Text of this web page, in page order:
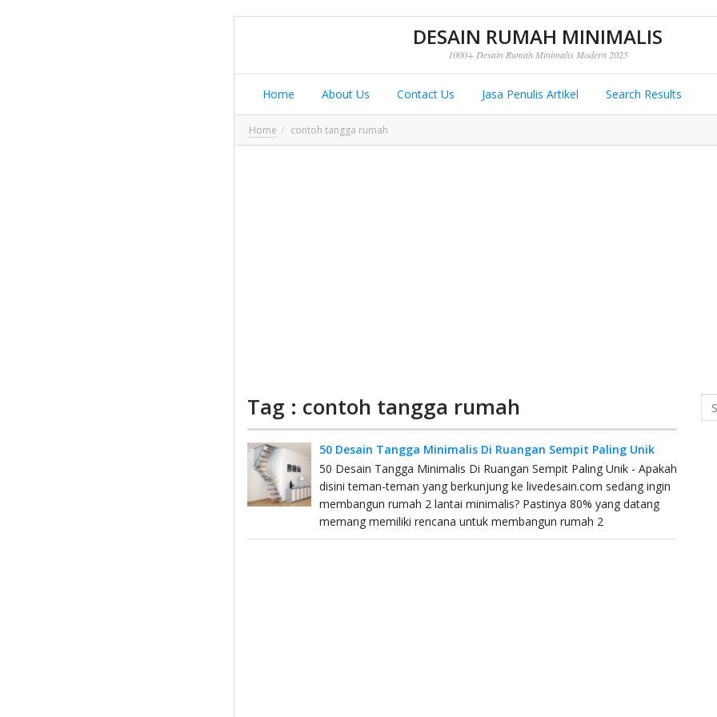
DESAIN RUMAH MINIMALIS
1000+ Desain Rumah Minimalis Modern 2025
Home About Us Contact Us Jasa Penulis Artikel Search Results
Home contoh tangga rumah
Tag : contoh tangga rumah
50 Desain Tangga Minimalis Di Ruangan Sempit Paling Unik
50 Desain Tangga Minimalis Di Ruangan Sempit Paling Unik - Apakah
disini teman-teman yang berkunjung ke livedesain.com sedang ingin
membangun rumah 2 lantai minimalis? Pastinya 80% yang datang
memang memiliki rencana untuk membangun rumah 2